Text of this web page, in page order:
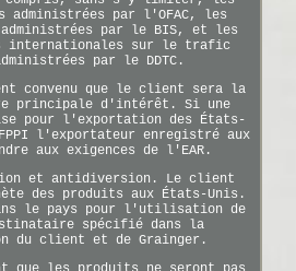
administrées par l'OFAC, les
administrées par le BIS, et les
internationales sur le trafic
par le DDTC.
convenu que le client sera la
principale d'intérêt. Si une
pour l'exportation des États-
l'exportateur enregistré aux
aux exigences de l'EAR.
et antidiversion. Le client
des produits aux États-Unis.
le pays pour l'utilisation de
spécifié dans la
du client et de Grainger.